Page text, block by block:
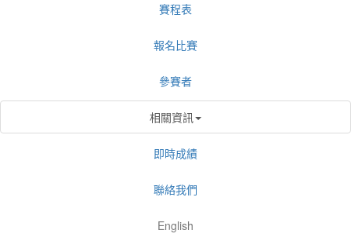
賽程表
報名比賽
參賽者
相關資訊
即時成績
聯絡我們
English